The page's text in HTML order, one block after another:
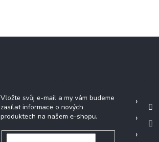
Vložte svůj e-mail a my vám budeme
zasílat informace o nových
produktech na našem e-shopu.